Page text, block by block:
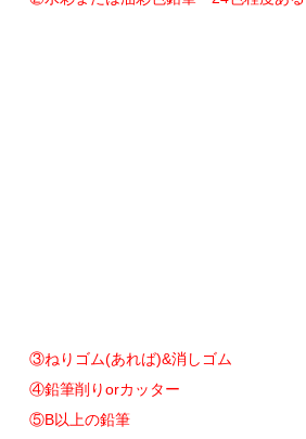
③ねりゴム(あれば)&消しゴム
④鉛筆削りorカッター
⑤B以上の鉛筆